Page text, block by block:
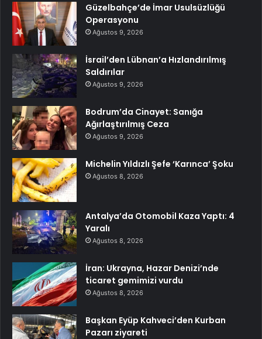
Güzelbahçe’de İmar Usulsüzlüğü
Operasyonu
Ağustos 9, 2026
İsrail’den Lübnan’a Hızlandırılmış
Saldırılar
Ağustos 9, 2026
Bodrum’da Cinayet: Sanığa
Ağırlaştırılmış Ceza
Ağustos 9, 2026
Michelin Yıldızlı Şefe ‘Karınca’ Şoku
Ağustos 8, 2026
Antalya’da Otomobil Kaza Yaptı: 4
Yaralı
Ağustos 8, 2026
İran: Ukrayna, Hazar Denizi’nde
ticaret gemimizi vurdu
Ağustos 8, 2026
Başkan Eyüp Kahveci’den Kurban
Pazarı ziyareti